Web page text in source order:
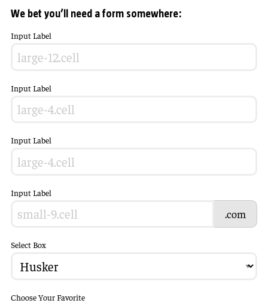
We bet you’ll need a form somewhere:
Input Label
Input Label
Input Label
Input Label
.com
Select Box
Choose Your Favorite